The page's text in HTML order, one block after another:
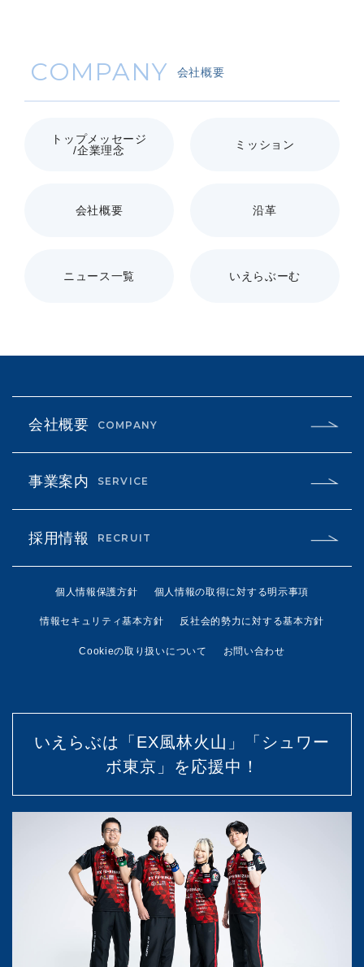
COMPANY 会社概要
トップメッセージ
/企業理念
ミッション
会社概要 沿革
ニュース一覧 いえらぶーむ
会社概要 COMPANY
事業案内 SERVICE
採用情報 RECRUIT
個人情報保護方針 個人情報の取得に対する明示事項
情報セキュリティ基本方針 反社会的勢力に対する基本方針
Cookieの取り扱いについて お問い合わせ
いえらぶは「EX風林火山」「シュワー
ボ東京」を応援中！